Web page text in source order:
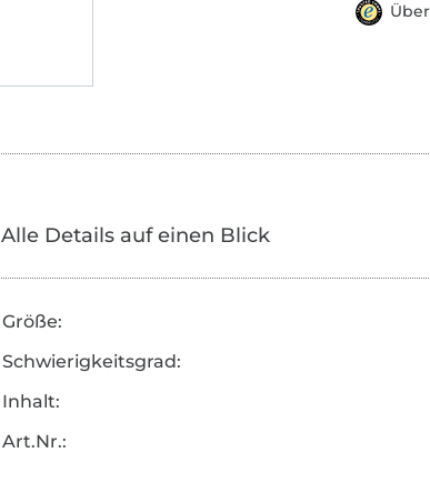
Alle Details auf einen Blick
Größe:
Schwierigkeitsgrad:
Inhalt:
Art.Nr.: